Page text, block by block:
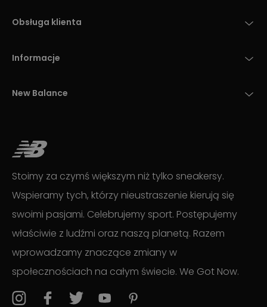
Obsługa klienta
Informacje
New Balance
Stoimy za czymś większym niż tylko sneakersy.
Wspieramy tych, którzy nieustraszenie kierują się
swoimi pasjami. Celebrujemy sport. Postępujemy
właściwie z ludźmi oraz naszą planetą. Razem
wprowadzamy znaczące zmiany w
społecznościach na całym świecie. We Got Now.